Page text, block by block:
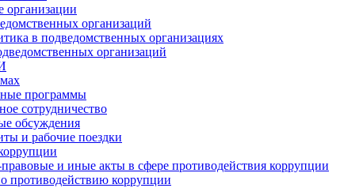
организации
организаций
в подведомственных организациях
организаций
программы
сотрудничество
обсуждения
и рабочие поездки
и иные акты в сфере противодействия коррупции
противодействию коррупции